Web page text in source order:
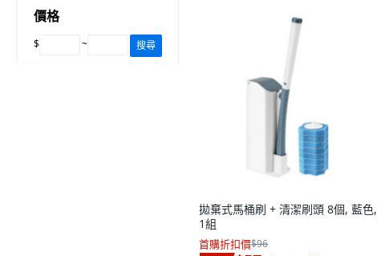
價格
$ ~ 搜尋
拋棄式馬桶刷 + 清潔刷頭 8個, 藍色,
1組
首購折扣價$96